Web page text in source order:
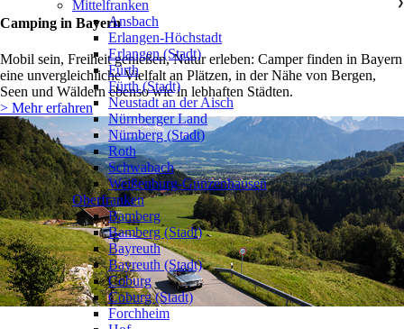
Camping in Bayern
Mobil sein, Freiheit genießen, Natur erleben: Camper finden in Bayern
eine unvergleichliche Vielfalt an Plätzen, in der Nähe von Bergen,
Seen und Wäldern ebenso wie in lebhaften Städten.
> Mehr erfahren
Mittelfranken
❯
Ansbach
Erlangen-Höchstadt
Erlangen (Stadt)
Fürth
Fürth (Stadt)
Neustadt an der Aisch
Nürnberger Land
Nürnberg (Stadt)
Roth
Schwabach
Weißenburg-Gunzenhausen
Oberfranken
❯
Bamberg
Bamberg (Stadt)
Bayreuth
Bayreuth (Stadt)
Coburg
Coburg (Stadt)
Forchheim